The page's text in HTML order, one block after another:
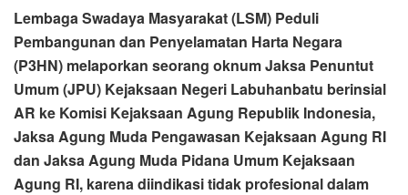
Lembaga Swadaya Masyarakat (LSM) Peduli
Pembangunan dan Penyelamatan Harta Negara
(P3HN) melaporkan seorang oknum Jaksa Penuntut
Umum (JPU) Kejaksaan Negeri Labuhanbatu berinsial
AR ke Komisi Kejaksaan Agung Republik Indonesia,
Jaksa Agung Muda Pengawasan Kejaksaan Agung RI
dan Jaksa Agung Muda Pidana Umum Kejaksaan
Agung RI, karena diindikasi tidak profesional dalam